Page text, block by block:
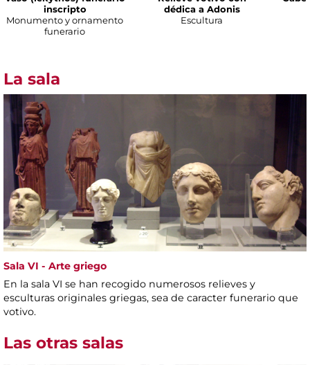
inscripto
Monumento y ornamento
funerario
dédica a Adonis
Escultura
La sala
Sala VI - Arte griego
En la sala VI se han recogido numerosos relieves y
esculturas originales griegas, sea de caracter funerario que
votivo.
Las otras salas